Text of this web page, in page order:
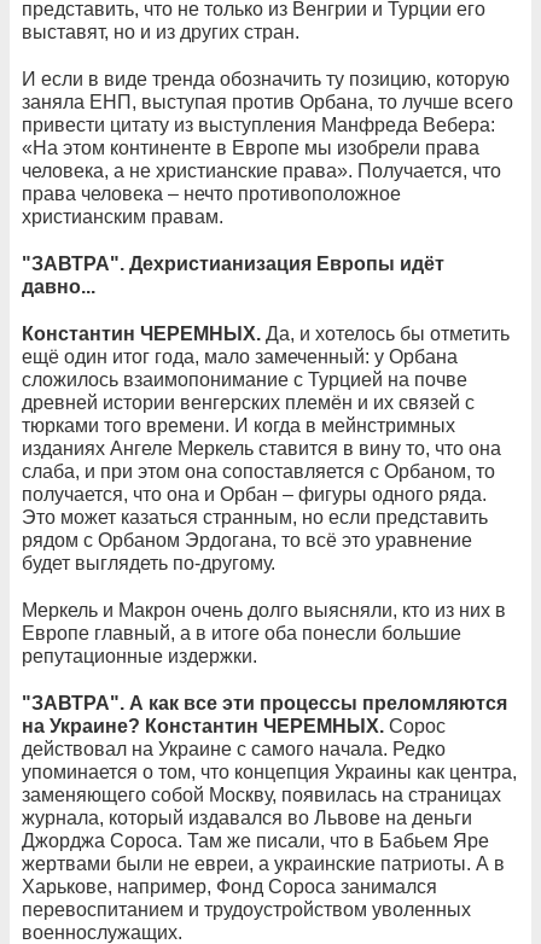
представить, что не только из Венгрии и Турции его
выставят, но и из других стран.
И если в виде тренда обозначить ту позицию, которую
заняла ЕНП, выступая против Орбана, то лучше всего
привести цитату из выступления Манфреда Вебера:
«На этом континенте в Европе мы изобрели права
человека, а не христианские права». Получается, что
права человека – нечто противоположное
христианским правам.
"ЗАВТРА". Дехристианизация Европы идёт
давно...
Константин ЧЕРЕМНЫХ. Да, и хотелось бы отметить
ещё один итог года, мало замеченный: у Орбана
сложилось взаимопонимание с Турцией на почве
древней истории венгерских племён и их связей с
тюрками того времени. И когда в мейнстримных
изданиях Ангеле Меркель ставится в вину то, что она
слаба, и при этом она сопоставляется с Орбаном, то
получается, что она и Орбан – фигуры одного ряда.
Это может казаться странным, но если представить
рядом с Орбаном Эрдогана, то всё это уравнение
будет выглядеть по-другому.
Меркель и Макрон очень долго выясняли, кто из них в
Европе главный, а в итоге оба понесли большие
репутационные издержки.
"ЗАВТРА". А как все эти процессы преломляются
на Украине? Константин ЧЕРЕМНЫХ. Сорос
действовал на Украине с самого начала. Редко
упоминается о том, что концепция Украины как центра,
заменяющего собой Москву, появилась на страницах
журнала, который издавался во Львове на деньги
Джорджа Сороса. Там же писали, что в Бабьем Яре
жертвами были не евреи, а украинские патриоты. А в
Харькове, например, Фонд Сороса занимался
перевоспитанием и трудоустройством уволенных
военнослужащих.